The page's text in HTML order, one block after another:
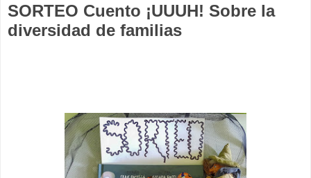
SORTEO Cuento ¡UUUH! Sobre la
diversidad de familias